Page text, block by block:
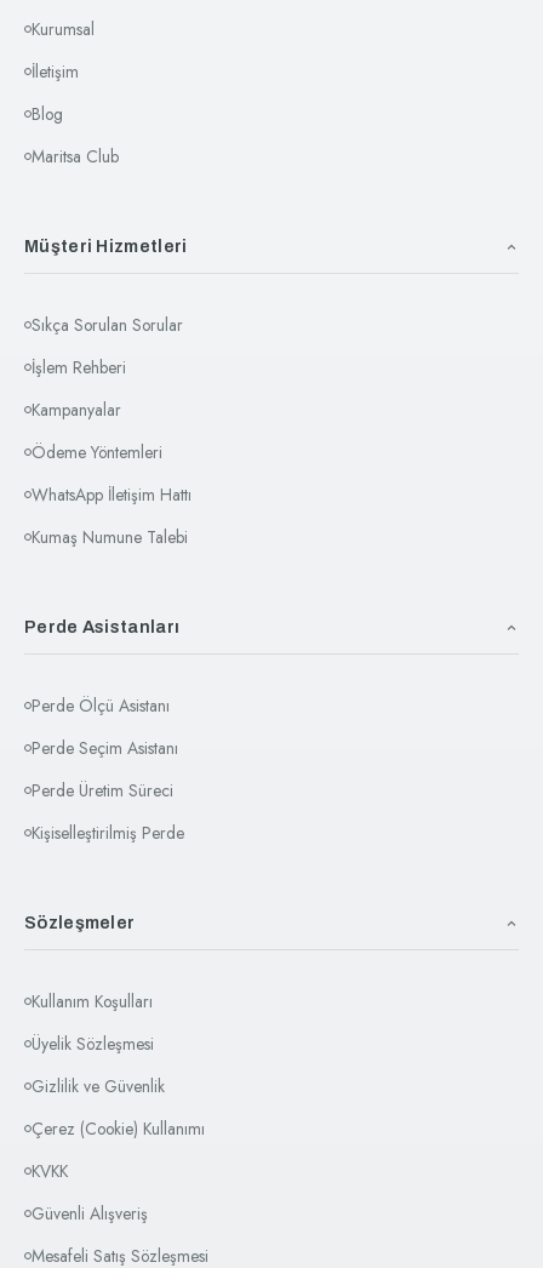
Kurumsal
İletişim
Blog
Maritsa Club
Müşteri Hizmetleri
Sıkça Sorulan Sorular
İşlem Rehberi
Kampanyalar
Ödeme Yöntemleri
WhatsApp İletişim Hattı
Kumaş Numune Talebi
Perde Asistanları
Perde Ölçü Asistanı
Perde Seçim Asistanı
Perde Üretim Süreci
Kişiselleştirilmiş Perde
Sözleşmeler
Kullanım Koşulları
Üyelik Sözleşmesi
Gizlilik ve Güvenlik
Çerez (Cookie) Kullanımı
KVKK
Güvenli Alışveriş
Mesafeli Satış Sözleşmesi